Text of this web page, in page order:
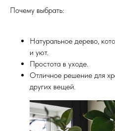
Почему выбрать:
Натуральное дерево,
и уют.
Простота в уходе.
Отличное решение для
других вещей.